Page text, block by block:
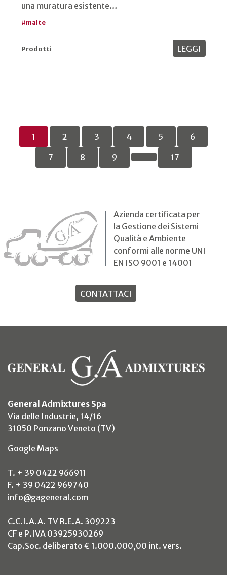
una muratura esistente…
#malte
Prodotti LEGGI
1 2 3 4 5 6
7 8 9 17
Azienda certificata per
la Gestione dei Sistemi
Qualità e Ambiente
conformi alle norme UNI
EN ISO 9001 e 14001
CONTATTACI
General Admixtures Spa
Via delle Industrie, 14/16
31050 Ponzano Veneto (TV)
Google Maps
T. + 39 0422 966911
F. + 39 0422 969740
info@gageneral.com
C.C.I.A.A. TV R.E.A. 309223
CF e P.IVA 03925930269
Cap.Soc. deliberato € 1.000.000,00 int. vers.